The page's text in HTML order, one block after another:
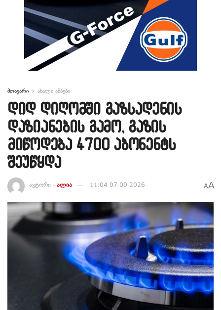
მთავარი ახალი ამბები
დიდ დიღომში გაზსადენის
დაზიანების გამო, გაზის
მიწოდება 4700 აბონენტს
შეუწყდა
ავტორი - ალია 11:04 07-09-2026 AA